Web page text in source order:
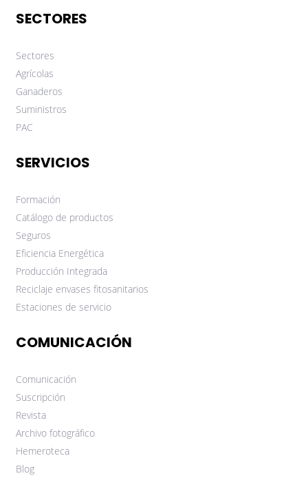
SECTORES
Sectores
Agrícolas
Ganaderos
Suministros
PAC
SERVICIOS
Formación
Catálogo de productos
Seguros
Eficiencia Energética
Producción Integrada
Reciclaje envases fitosanitarios
Estaciones de servicio
COMUNICACIÓN
Comunicación
Suscripción
Revista
Archivo fotográfico
Hemeroteca
Blog